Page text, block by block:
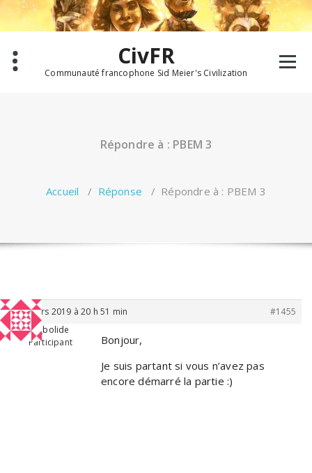
Aller
contenu
CivFR
Communauté francophone Sid Meier's Civilization
Répondre à : PBEM 3
Accueil / Réponse / Répondre à : PBEM 3
19 mars 2019 à 20 h 51 min
#1455
first_bolide
Participant
Bonjour,
Je suis partant si vous n’avez pas
encore démarré la partie :)